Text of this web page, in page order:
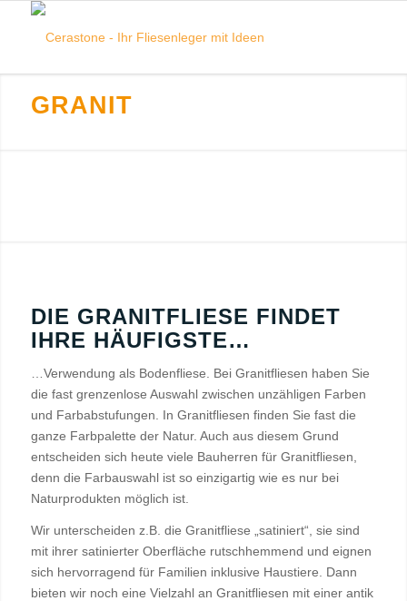
GRANIT
DIE GRANITFLIESE FINDET
IHRE HÄUFIGSTE…
…Verwendung als Bodenfliese. Bei Granitfliesen haben Sie
die fast grenzenlose Auswahl zwischen unzähligen Farben
und Farbabstufungen. In Granitfliesen finden Sie fast die
ganze Farbpalette der Natur. Auch aus diesem Grund
entscheiden sich heute viele Bauherren für Granitfliesen,
denn die Farbauswahl ist so einzigartig wie es nur bei
Naturprodukten möglich ist.
Wir unterscheiden z.B. die Granitfliese „satiniert“, sie sind
mit ihrer satinierter Oberfläche rutschhemmend und eignen
sich hervorragend für Familien inklusive Haustiere. Dann
bieten wir noch eine Vielzahl an Granitfliesen mit einer antik